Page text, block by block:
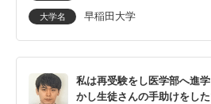
大学名 早稲田大学
私は再受験をし医学部へ進
かし生徒さんの手助けをした